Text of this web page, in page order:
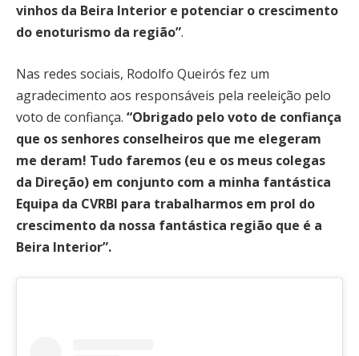
vinhos da Beira Interior e potenciar o crescimento
do enoturismo da região”.
Nas redes sociais, Rodolfo Queirós fez um
agradecimento aos responsáveis pela reeleição pelo
voto de confiança. “Obrigado pelo voto de confiança
que os senhores conselheiros que me elegeram
me deram! Tudo faremos (eu e os meus colegas
da Direção) em conjunto com a minha fantástica
Equipa da CVRBI para trabalharmos em prol do
crescimento da nossa fantástica região que é a
Beira Interior”.